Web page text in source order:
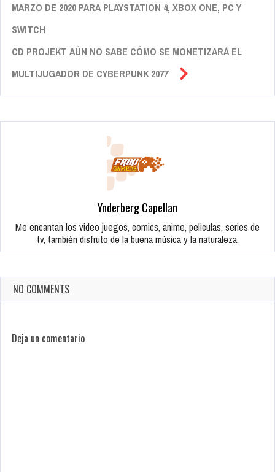
MARZO DE 2020 PARA PLAYSTATION 4, XBOX ONE, PC Y
SWITCH
CD PROJEKT AÚN NO SABE CÓMO SE MONETIZARÁ EL
MULTIJUGADOR DE CYBERPUNK 2077
Ynderberg Capellan
Me encantan los video juegos, comics, anime, peliculas, series de
tv, también disfruto de la buena música y la naturaleza.
NO COMMENTS
Deja un comentario